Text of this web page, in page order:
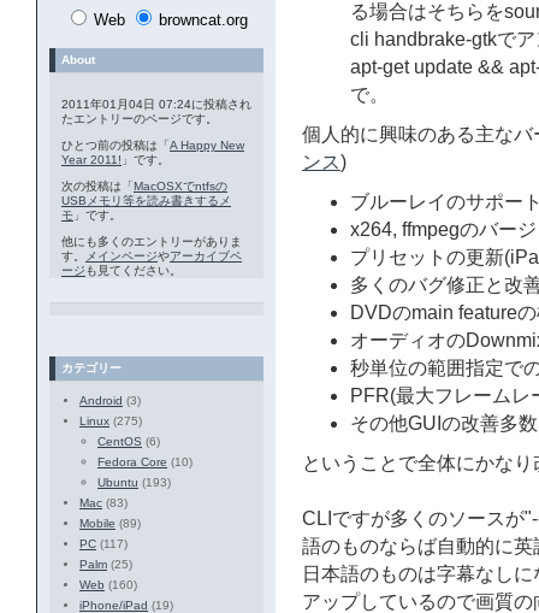
る場合はそちらを
cli handbrake-gtkで
apt-get update &&
で。
個人的に興味のある主な
ンス)
ブルーレイのサポー
x264, ffmpegのバー
プリセットの更新
多くのバグ修正と改
DVDのmain feature
オーディオの
秒単位の範囲指定で
PFR(最大フレームレ
その他GUIの改善多数
ということで全体にかな
CLIですが多くのソースが
語のものならば自動的に
日本語のものは字幕なし
アップしているので画質
Web browncat.org
About
2011年01月04日 07:24に投稿され
たエントリーのページです。
ひとつ前の投稿は「A Happy New
Year 2011! 」です。
次の投稿は「MacOSXでntfsの
USBメモリ等を読み書きするメ
モ 」です。
他にも多くのエントリーがありま
す。
メインページやアーカイブペ
ージ も見てください。
カテゴリー
Android (3)
Linux (275)
CentOS (6)
Fedora Core (10)
Ubuntu (193)
Mac (83)
Mobile (89)
PC (117)
Palm (25)
Web (160)
iPhone/iPad (19)